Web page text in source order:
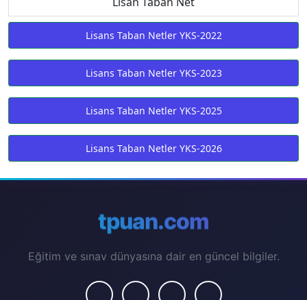
Lisans Taban Netler YKS-2022
Lisans Taban Netler YKS-2023
Lisans Taban Netler YKS-2025
Lisans Taban Netler YKS-2026
tpuan.com
Eğitim ve sınav dünyasına dair en güncel bilgiler.